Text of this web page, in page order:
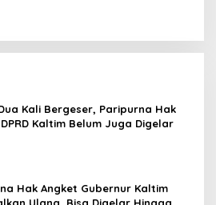
Kali Bergeser, Paripurna Hak
Kaltim Belum Juga Digelar
Hak Angket Gubernur Kaltim